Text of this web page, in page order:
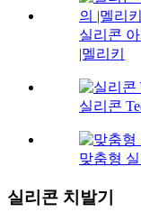
실리콘
|멜리키
실리콘
맞춤형 실
실리콘 치발기